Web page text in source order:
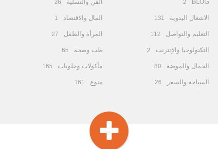
BLOG
2
الاشغال اليدوية 131
التعليم والتواصل 112
التكنولوجيا والإنترنت 2
الجمال والموضة 80
السياحة والسفر 26
الفن والتسلية 26
المال والاقتصاد 1
المرأة والطفل 27
طب وصحة 65
مأكولات وحلويات 165
منوع 161